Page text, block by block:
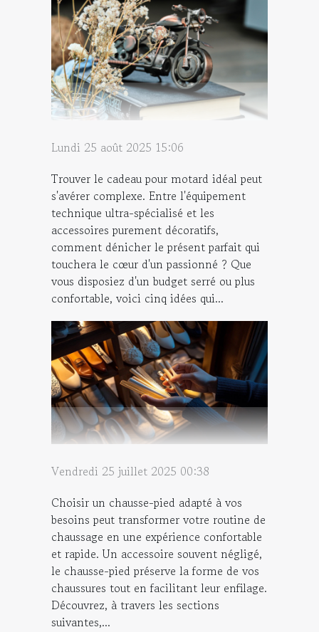
Lundi 25 août 2025 15:06
Trouver le cadeau pour motard idéal peut
s'avérer complexe. Entre l'équipement
technique ultra-spécialisé et les
accessoires purement décoratifs,
comment dénicher le présent parfait qui
touchera le cœur d'un passionné ? Que
vous disposiez d'un budget serré ou plus
confortable, voici cinq idées qui...
Vendredi 25 juillet 2025 00:38
Choisir un chausse-pied adapté à vos
besoins peut transformer votre routine de
chaussage en une expérience confortable
et rapide. Un accessoire souvent négligé,
le chausse-pied préserve la forme de vos
chaussures tout en facilitant leur enfilage.
Découvrez, à travers les sections
suivantes,...